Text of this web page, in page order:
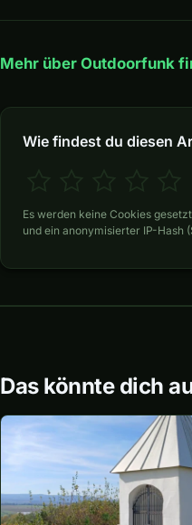
Mehr über Outdoorfunk
Wie findest du diesen
Es werden keine Cookies
und ein anonymisierter IP-Hash
Das könnte dich